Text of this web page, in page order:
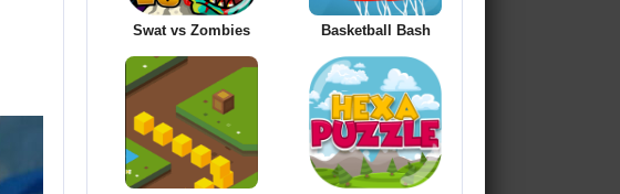
Swat vs Zombies Basketball Bash